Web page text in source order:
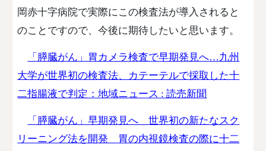
岡赤十字病院で実際にこの検査法が導入されると
のことですので、今後に期待したいと思います。
「膵臓がん」胃カメラ検査で早期発見へ…九州
大学が世界初の検査法、カテーテルで採取した十
二指腸液で判定：地域ニュース : 読売新聞
「膵臓がん」早期発見へ 世界初の新たなスク
リーニング法を開発 胃の内視鏡検査の際に十二